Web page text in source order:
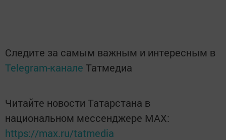
Следите за самым важным и интересным в
Telegram-канале Татмедиа
Читайте новости Татарстана в
национальном мессенджере MАХ:
https://max.ru/tatmedia